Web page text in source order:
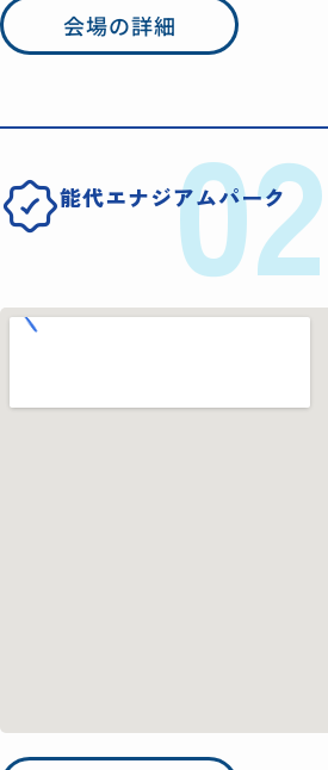
会場の詳細
能代エナジアムパーク
02